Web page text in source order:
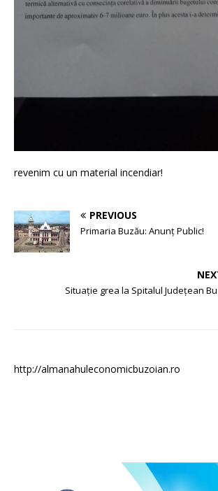
revenim cu un material incendiar!
PREVIOUS
Primaria Buzău: Anunț Public!
Situație grea la Spitalul Județean
http://almanahuleconomicbuzoian.ro